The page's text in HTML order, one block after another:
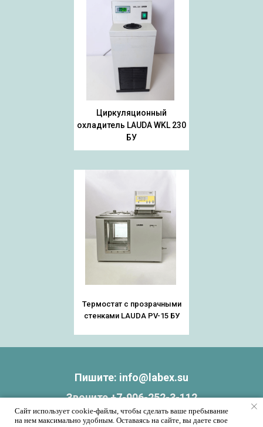
Сайт использует cookie-файлы, чтобы сделать ваше пребывание
на нем максимально удобным. Оставаясь на сайте, вы даете свое
Циркуляционный
охладитель LAUDA WKL 230
БУ
Термостат с прозрачными
стенками LAUDA PV-15 БУ
Пишите: info@labex.su
Звоните+7-906-252-3-112